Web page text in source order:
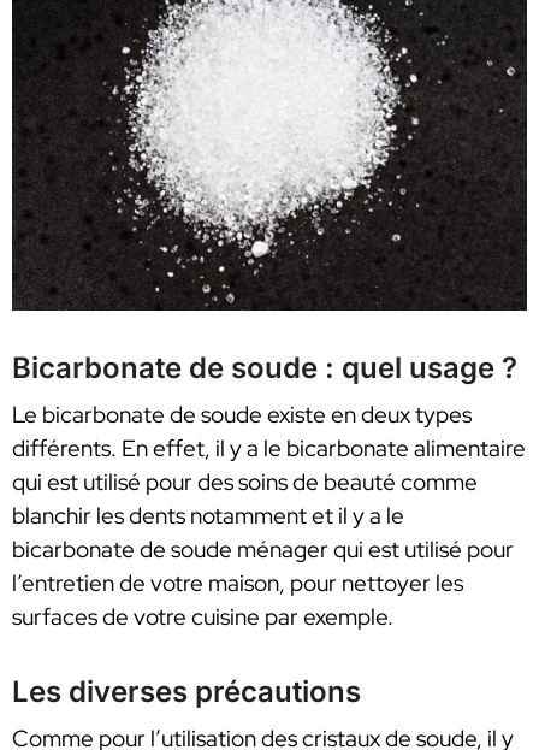
Bicarbonate de soude : quel usage ?
Le bicarbonate de soude existe en deux types
différents. En effet, il y a le bicarbonate alimentaire
qui est utilisé pour des soins de beauté comme
blanchir les dents notamment et il y a le
bicarbonate de soude ménager qui est utilisé pour
l’entretien de votre maison, pour nettoyer les
surfaces de votre cuisine par exemple.
Les diverses précautions
Comme pour l’utilisation des cristaux de soude, il y